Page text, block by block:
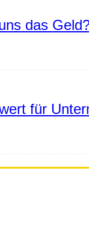
das
für